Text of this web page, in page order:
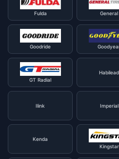
Fulda General
Goodride
GT Radial
Habilead
Ilink
Imperial
Kenda
Kingstar